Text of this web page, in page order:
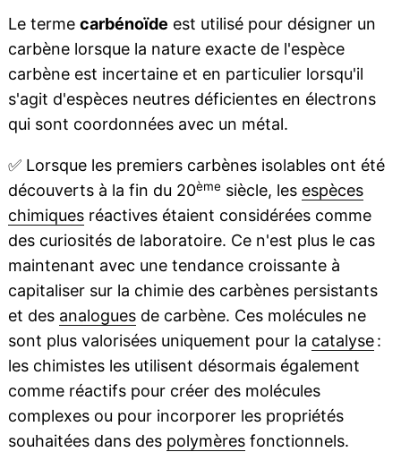
Le terme carbénoïde est utilisé pour désigner un
carbène lorsque la nature exacte de l'espèce
carbène est incertaine et en particulier lorsqu'il
s'agit d'espèces neutres déficientes en électrons
qui sont coordonnées avec un métal.
✅Lorsque les premiers carbènes isolables ont été
découverts à la fin du 20èmesiècle, les espèces
chimiquesréactives étaient considérées comme
des curiosités de laboratoire. Ce n'est plus le cas
maintenant avec une tendance croissante à
capitaliser sur la chimie des carbènes persistants
et des analoguesde carbène. Ces molécules ne
sont plus valorisées uniquement pour la catalyse:
les chimistes les utilisent désormais également
comme réactifs pour créer des molécules
complexes ou pour incorporer les propriétés
souhaitées dans des polymèresfonctionnels.